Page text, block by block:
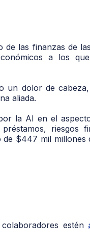
de las finanzas de
a los
un dolor de
aliada.
la AI en el
riesgos
$447 mil millones
estén